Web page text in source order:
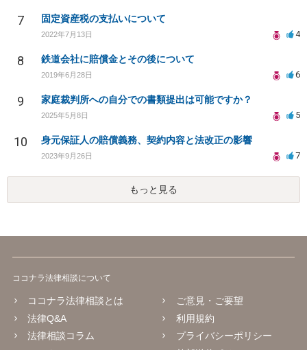
7 固定資産税の支払いについて
2022年7月13日 4
8 鉄道会社に賠償金とその後について
2019年6月28日 6
9 家庭裁判所への自分での書類提出は可能ですか？
2025年5月8日 5
10 身元保証人の賠償義務、契約内容と法改正の影響
2023年9月26日 7
もっと見る
ココナラ法律相談について
ココナラ法律相談とは
法律Q&A
法律相談コラム
ご意見・ご要望
利用規約
プライバシーポリシー